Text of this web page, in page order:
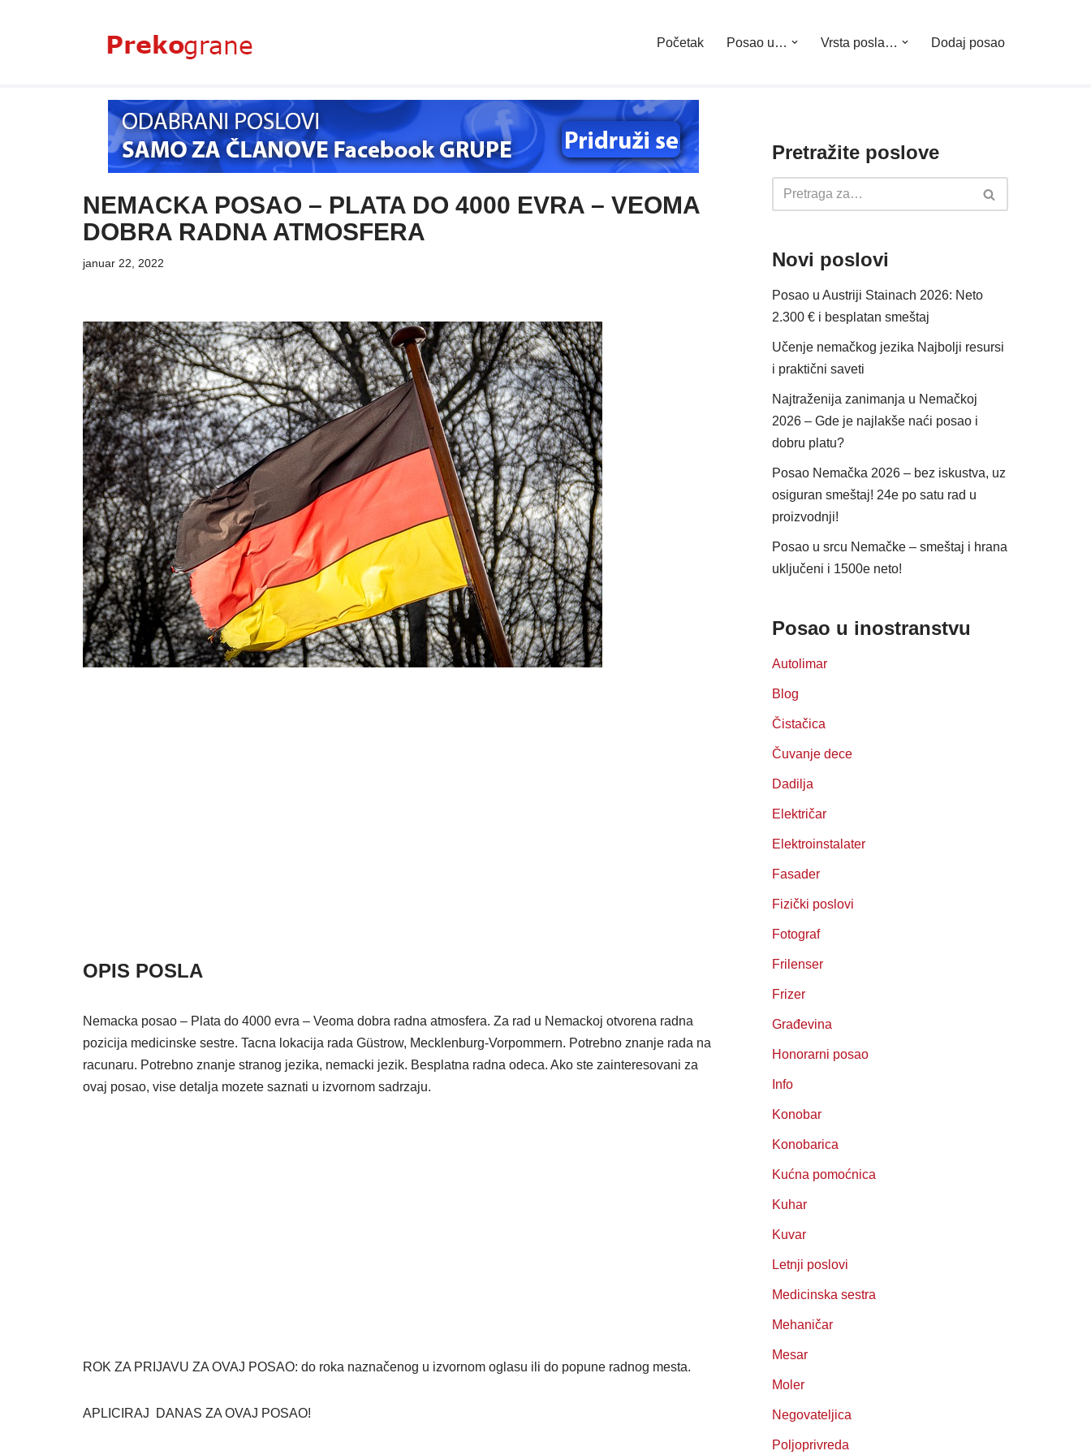
Početak Posao u… Vrsta posla… Dodaj posao
NEMACKA POSAO – PLATA DO 4000 EVRA – VEOMA
DOBRA RADNA ATMOSFERA
januar 22, 2022
OPIS POSLA
Nemacka posao – Plata do 4000 evra – Veoma dobra radna atmosfera. Za rad u Nemackoj otvorena radna
pozicija medicinske sestre. Tacna lokacija rada Güstrow, Mecklenburg-Vorpommern. Potrebno znanje rada na
racunaru. Potrebno znanje stranog jezika, nemacki jezik. Besplatna radna odeca. Ako ste zainteresovani za
ovaj posao, vise detalja mozete saznati u izvornom sadrzaju.
ROK ZA PRIJAVU ZA OVAJ POSAO: do roka naznačenog u izvornom oglasu ili do popune radnog mesta.
APLICIRAJ DANAS ZA OVAJ POSAO!
Pretražite poslove
Novi poslovi
Posao u Austriji Stainach 2026: Neto
2.300 € i besplatan smeštaj
Učenje nemačkog jezika Najbolji resursi
i praktični saveti
Najtraženija zanimanja u Nemačkoj
2026 – Gde je najlakše naći posao i
dobru platu?
Posao Nemačka 2026 – bez iskustva, uz
osiguran smeštaj! 24e po satu rad u
proizvodnji!
Posao u srcu Nemačke – smeštaj i hrana
uključeni i 1500e neto!
Posao u inostranstvu
Autolimar
Blog
Čistačica
Čuvanje dece
Dadilja
Električar
Elektroinstalater
Fasader
Fizički poslovi
Fotograf
Frilenser
Frizer
Građevina
Honorarni posao
Info
Konobar
Konobarica
Kućna pomoćnica
Kuhar
Kuvar
Letnji poslovi
Medicinska sestra
Mehaničar
Mesar
Moler
Negovateljica
Poljoprivreda